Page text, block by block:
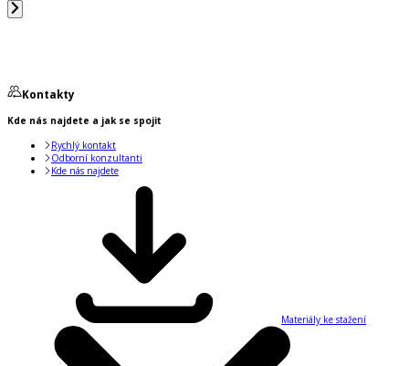
Kontakty
Kde nás najdete a jak se spojit
Rychlý kontakt
Odborní konzultanti
Kde nás najdete
Materiály ke stažení